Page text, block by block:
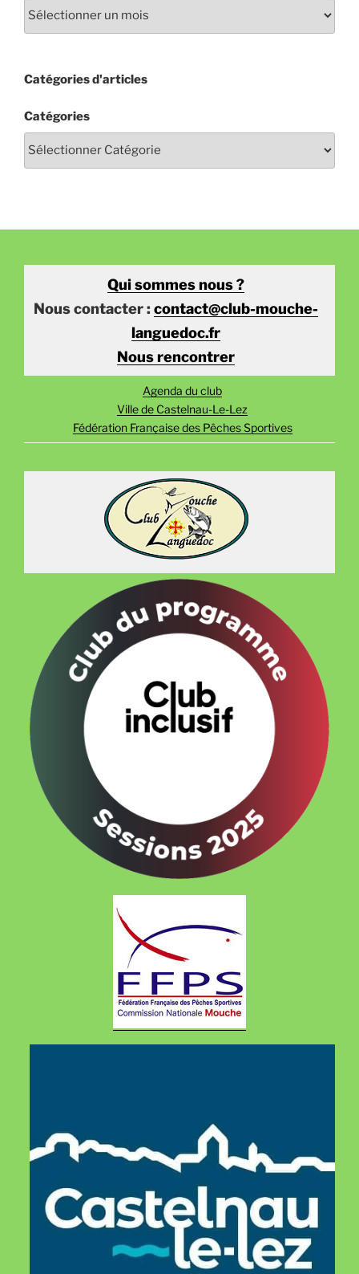
Catégories d'articles
Catégories
Qui sommes nous ?
Nous contacter : contact@club-mouche-
languedoc.fr
Nous rencontrer
Agenda du club
Ville de Castelnau-Le-Lez
Fédération Française des Pêches Sportives